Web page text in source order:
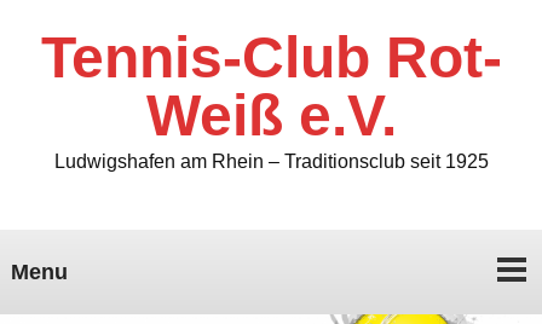
Tennis-Club Rot-
Weiß e.V.
Ludwigshafen am Rhein – Traditionsclub seit 1925
Menu